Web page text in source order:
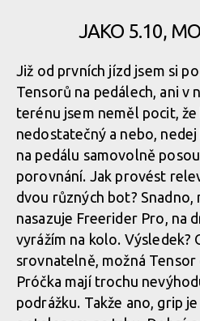
A nebo zkráceně Megagrip
fi'zi:k Gravita Tensor Flat
fi'zi:k Gravita Tensor Flat
fi'zi:k Gravita Tensor Flat
fi'zi:k Gravita Tensor Flat
fi'zi:k Gravita Tensor Flat
JAKO 5.10,
Již od prvních jízd jsem si
Tensorů na pedálech, ani v
terénu jsem neměl pocit,
nedostatečný a nebo, nedej
na pedálu samovolně
porovnání. Jak provést
dvou různých bot? Snadno,
nasazuje Freerider Pro, na
vyrážím na kolo. Výsledek?
srovnatelně, možná Tensor
Próčka mají trochu
podrážku. Takže ano, grip